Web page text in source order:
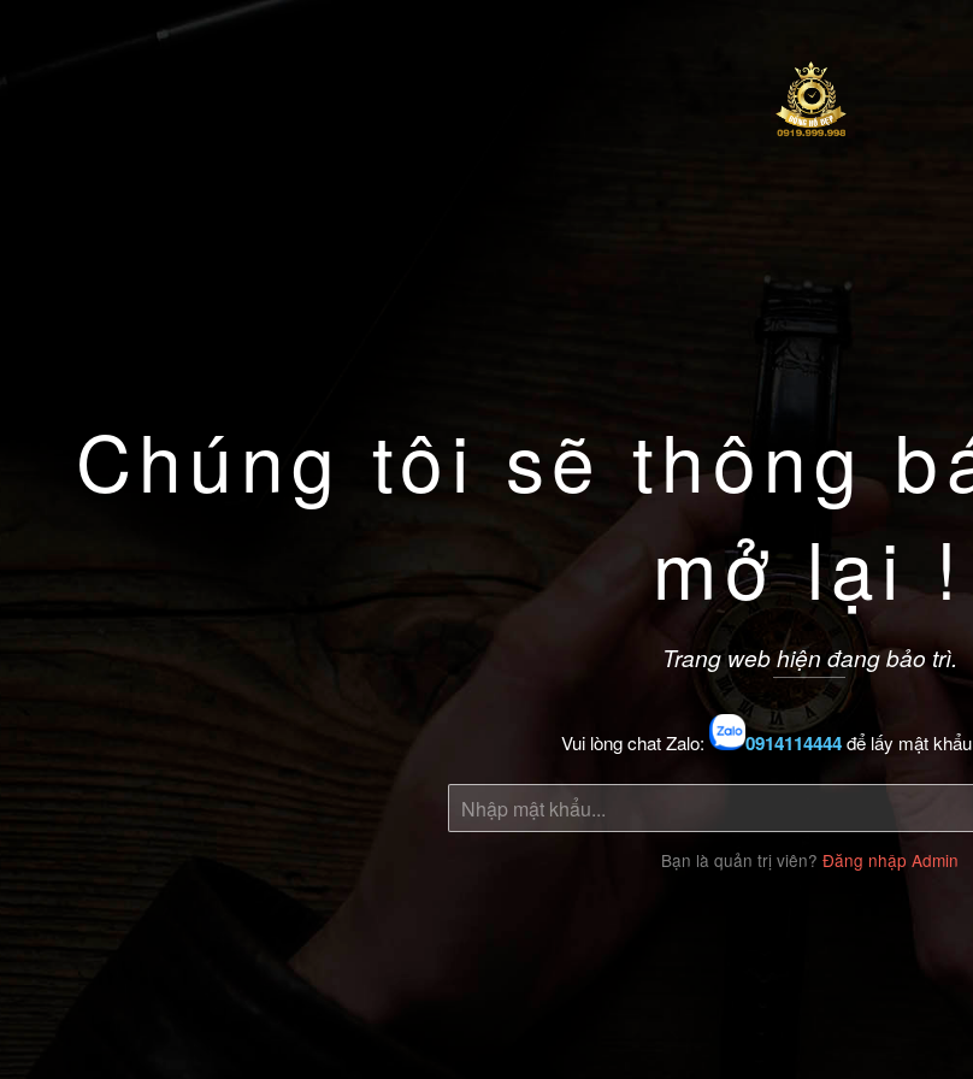
Chúng tôi sẽ thông
mở lại !
Trang web hiện đang bảo trì.
Vui lòng chat Zalo: 0914114444để lấy mật
Bạn là quản trị viên? Đăng nhập Admin